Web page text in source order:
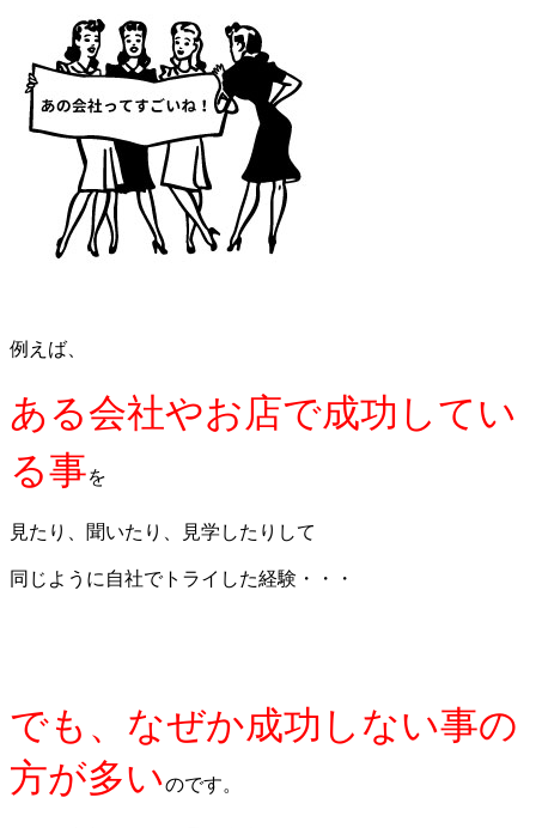
例えば、
ある会社やお店で成功してい
る事を
見たり、聞いたり、見学したりして
同じように自社でトライした経験・・・
でも、なぜか成功しない事の
方が多いのです。